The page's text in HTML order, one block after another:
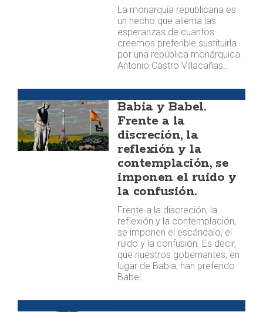
La monarquía republicana es
un hecho que alienta las
esperanzas de cuantos
creemos preferible sustituirla
por una república monárquica.
Antonio Castro Villacañas…
Babia y Babel.
Frente a la
discreción, la
reflexión y la
contemplación, se
imponen el ruido y
la confusión.
Frente a la discreción, la
reflexión y la contemplación,
se imponen el escándalo, el
ruido y la confusión. Es decir,
que nuestros gobernantes, en
lugar de Babia, han preferido
Babel…